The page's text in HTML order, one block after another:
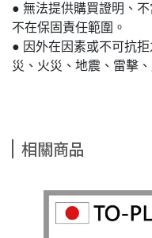
● 無法提供購買證明、
不在保固責任範圍。
● 因外在因素或不可抗
災、火災、地震、雷擊
相關商品